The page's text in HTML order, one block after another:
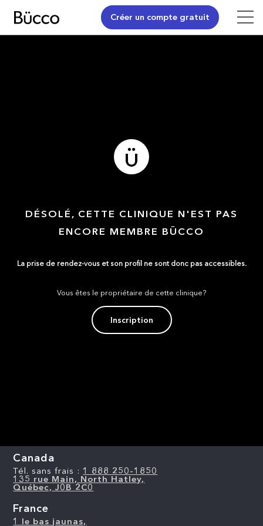
Créer un compte gratuit
DÉSOLÉ, CETTE CLINIQUE N'EST PAS
ENCORE MEMBRE BÜCCO
La prise de rendez-vous et son profil ne sont donc pas accessibles.
Vous êtes le propriétaire de cette clinique?
Inscription
Canada
Tél. sans frais : 1 888 250-1850
135 rue Main, North Hatley,
Québec, J0B 2C0
France
1 le bas jaunas,